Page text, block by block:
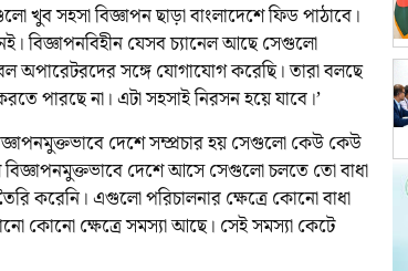
খুব সহসা বিজ্ঞাপন ছাড়া বাংলাদেশে ফিড পাঠাবে।
বিজ্ঞাপনবিহীন যেসব চ্যানেল আছে সেগুলো
অপারেটরদের সঙ্গে যোগাযোগ করেছি। তারা বলছে
পারছে না। এটা সহসাই নিরসন হয়ে যাবে।’
দেশে সম্প্রচার হয় সেগুলো কেউ কেউ
বিজ্ঞাপনমুক্তভাবে দেশে আসে সেগুলো চলতে তো বাধা
করেনি। এগুলো পরিচালনার ক্ষেত্রে কোনো বাধা
কোনো ক্ষেত্রে সমস্যা আছে। সেই সমস্যা কেটে